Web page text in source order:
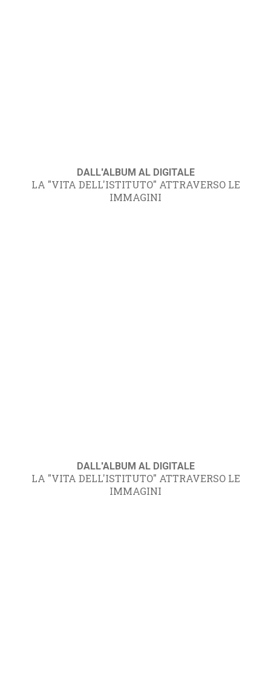
DALL'ALBUM AL DIGITALE
LA "VITA DELL'ISTITUTO" ATTRAVERSO LE
IMMAGINI
DALL'ALBUM AL DIGITALE
LA "VITA DELL'ISTITUTO" ATTRAVERSO LE
IMMAGINI